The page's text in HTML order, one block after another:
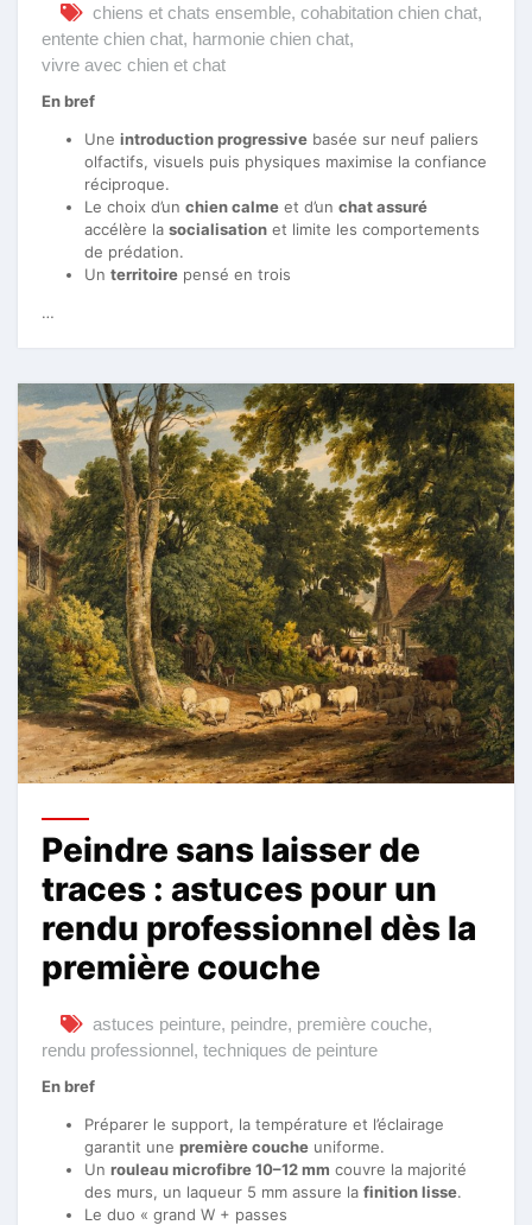
chiens et chats ensemble, cohabitation chien chat,
entente chien chat, harmonie chien chat,
vivre avec chien et chat
En bref
Une introduction progressive basée sur neuf paliers
olfactifs, visuels puis physiques maximise la confiance
réciproque.
Le choix d’un chien calme et d’un chat assuré
accélère la socialisation et limite les comportements
de prédation.
Un territoire pensé en trois
…
Peindre sans laisser de
traces : astuces pour un
rendu professionnel dès la
première couche
astuces peinture, peindre, première couche,
rendu professionnel, techniques de peinture
En bref
Préparer le support, la température et l’éclairage
garantit une première couche uniforme.
Un rouleau microfibre 10–12 mm couvre la majorité
des murs, un laqueur 5 mm assure la finition lisse.
Le duo « grand W + passes